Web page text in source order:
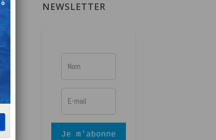
NEWSLETTER
Je m'abonne